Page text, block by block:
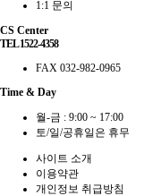
1:1 문의
CS Center
TEL 1522-4358
FAX 032-982-0965
Time & Day
월-금 : 9:00 ~ 17:00
토/일/공휴일은 휴무
사이트 소개
이용약관
개인정보 취급방침